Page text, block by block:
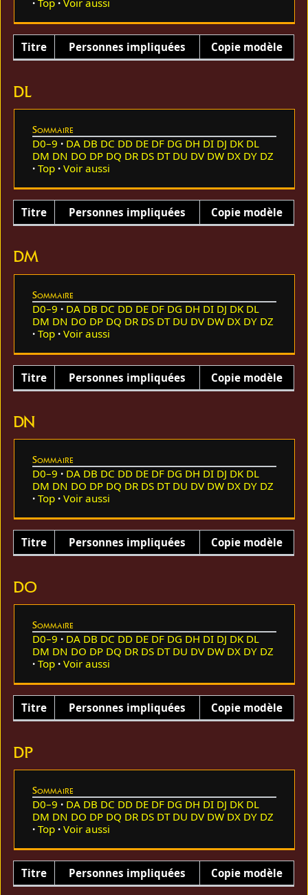
Top Voir aussi
Titre Personnes impliquées Copie modèle
DL
Sommaire
D0–9 DA DB DC DD DE DF DG DH DI DJ DK DL
DM DN DO DP DQ DR DS DT DU DV DW DX DY DZ
Top
Voir aussi
Titre Personnes impliquées Copie modèle
DM
Sommaire
D0–9 DA DB DC DD DE DF DG DH DI DJ DK DL
DM DN DO DP DQ DR DS DT DU DV DW DX DY DZ
Top
Voir aussi
Titre Personnes impliquées Copie modèle
DN
Sommaire
D0–9 DA DB DC DD DE DF DG DH DI DJ DK DL
DM DN DO DP DQ DR DS DT DU DV DW DX DY DZ
Top
Voir aussi
Titre Personnes impliquées Copie modèle
DO
Sommaire
D0–9 DA DB DC DD DE DF DG DH DI DJ DK DL
DM DN DO DP DQ DR DS DT DU DV DW DX DY DZ
Top
Voir aussi
Titre Personnes impliquées Copie modèle
DP
Sommaire
D0–9 DA DB DC DD DE DF DG DH DI DJ DK DL
DM DN DO DP DQ DR DS DT DU DV DW DX DY DZ
Top
Voir aussi
Titre Personnes impliquées Copie modèle